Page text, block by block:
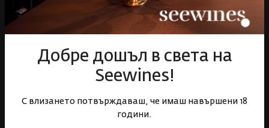
Добре дошъл в света на
Seewines!
С влизането потвърждаваш, че имаш навършени 18
години.
Над 1300 вина от цял
свят
Физически магазини и